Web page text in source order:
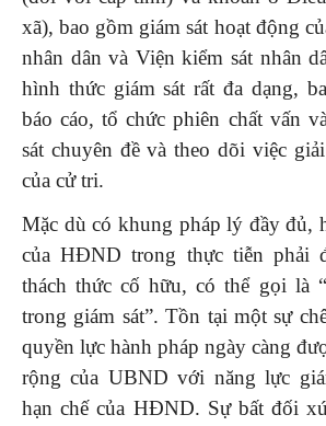
xã), bao gồm giám sát hoạt động
nhân dân và Viện kiểm sát nhân
hình thức giám sát rất đa dạng,
báo cáo, tổ chức phiên chất vấn
sát chuyên đề và theo dõi việc
của cử tri.
Mặc dù có khung pháp lý đầy đủ,
của HĐND trong thực tiễn phải
thách thức cố hữu, có thể gọi là
trong giám sát”. Tồn tại một sự
quyền lực hành pháp ngày càng
rộng của UBND với năng lực
hạn chế của HĐND. Sự bất đối